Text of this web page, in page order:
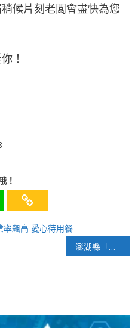
候片刻老闆會盡快為您
！
！
率飆高 愛心待用餐
澎湖縣「公關針」疑雲，民眾盼縣府公開資訊讓縣民檢視